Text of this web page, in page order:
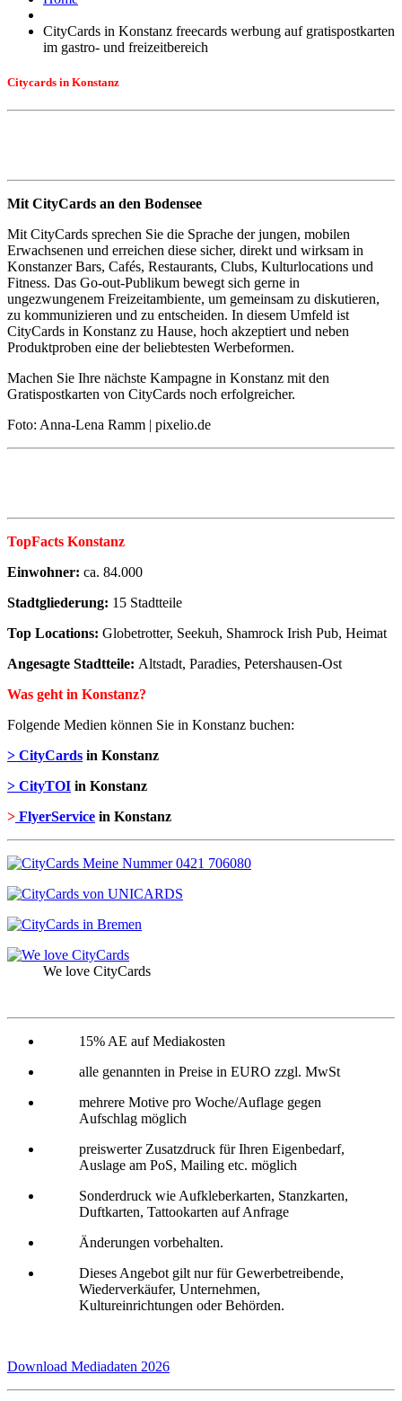
CityCards in Konstanz freecards werbung auf gratispostkarten
im gastro- und freizeitbereich
Citycards in Konstanz
Mit CityCards an den Bodensee
Mit CityCards sprechen Sie die Sprache der jungen, mobilen
Erwachsenen und erreichen diese sicher, direkt und wirksam in
Konstanzer Bars, Cafés, Restaurants, Clubs, Kulturlocations und
Fitness. Das Go-out-Publikum bewegt sich gerne in
ungezwungenem Freizeitambiente, um gemeinsam zu diskutieren,
zu kommunizieren und zu entscheiden. In diesem Umfeld ist
CityCards in Konstanz zu Hause, hoch akzeptiert und neben
Produktproben eine der beliebtesten Werbeformen.
Machen Sie Ihre nächste Kampagne in Konstanz mit den
Gratispostkarten von CityCards noch erfolgreicher.
Foto: Anna-Lena Ramm | pixelio.de
TopFacts Konstanz
Einwohner: ca. 84.000
Stadtgliederung: 15 Stadtteile
Top Locations: Globetrotter, Seekuh, Shamrock Irish Pub, Heimat
Angesagte Stadtteile: Altstadt, Paradies, Petershausen-Ost
Was geht in Konstanz?
Folgende Medien können Sie in Konstanz buchen:
> CityCards in Konstanz
> CityTOI in Konstanz
> FlyerService in Konstanz
We love CityCards
15% AE auf Mediakosten
alle genannten in Preise in EURO zzgl. MwSt
mehrere Motive pro Woche/Auflage gegen
Aufschlag möglich
preiswerter Zusatzdruck für Ihren Eigenbedarf,
Auslage am PoS, Mailing etc. möglich
Sonderdruck wie Aufkleberkarten, Stanzkarten,
Duftkarten, Tattookarten auf Anfrage
Änderungen vorbehalten.
Dieses Angebot gilt nur für Gewerbetreibende,
Wiederverkäufer, Unternehmen,
Kultureinrichtungen oder Behörden.
Download Mediadaten 2026